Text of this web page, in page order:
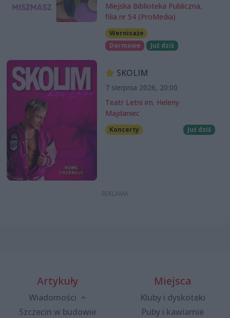
Miejska Biblioteka Publiczna,
filia nr 54 (ProMedia)
Wernisaże
Darmowe
Już dziś
SKOLIM
7 sierpnia 2026, 20:00
Teatr Letni im. Heleny
Majdaniec
Koncerty Już dziś
Artykuły
Wiadomości
Szczecin w budowie
Miejsca
Kluby i dyskoteki
Puby i kawiarnie